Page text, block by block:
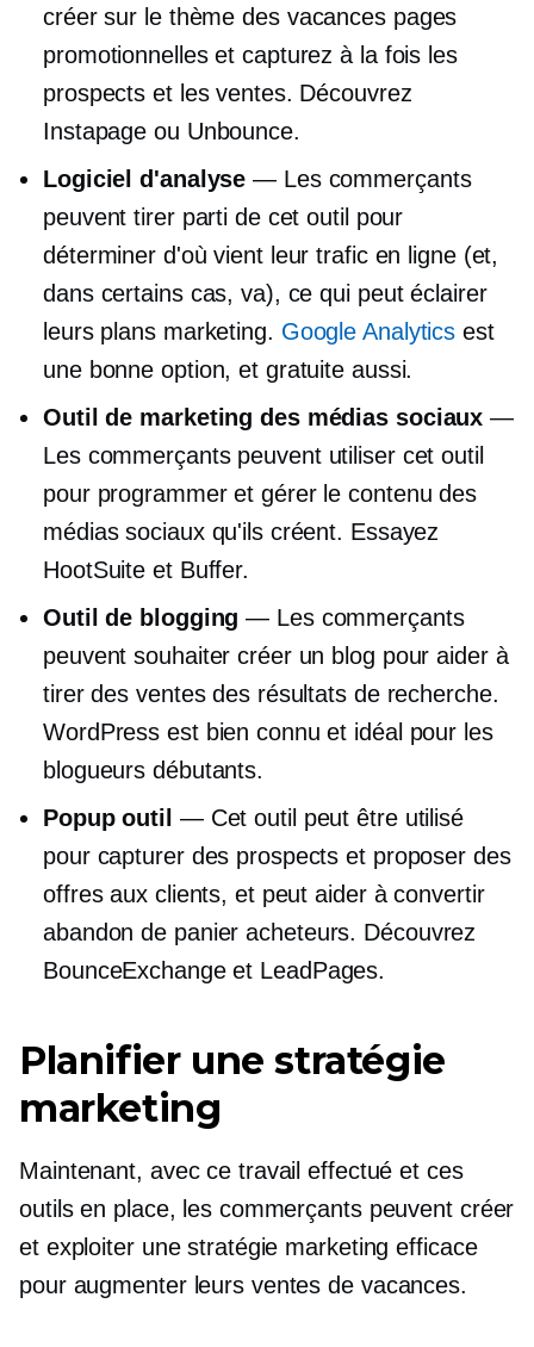
créersur le thème des vacancespages
promotionnelles et capturez à la fois les
prospects et les ventes. Découvrez
Instapage ou Unbounce.
Logiciel d'analyse — Les commerçants
peuvent tirer parti de cet outil pour
déterminer d'où vient leur trafic en ligne (et,
dans certains cas, va), ce qui peut éclairer
leurs plans marketing. Google Analytics est
une bonne option, et gratuite aussi.
Outil de marketing des médias sociaux —
Les commerçants peuvent utiliser cet outil
pour programmer et gérer le contenu des
médias sociaux qu'ils créent. Essayez
HootSuite et Buffer.
Outil de blogging — Les commerçants
peuvent souhaiter créer un blog pour aider à
tirer des ventes des résultats de recherche.
WordPress est bien connu et idéal pour les
blogueurs débutants.
Popupoutil — Cet outil peut être utilisé
pour capturer des prospects et proposer des
offres aux clients, et peut aider à convertir
abandon de panier acheteurs. Découvrez
BounceExchange et LeadPages.
Planifier une stratégie
marketing
Maintenant, avec ce travail effectué et ces
outils en place, les commerçants peuvent créer
et exploiter une stratégie marketing efficace
pour augmenter leurs ventes de vacances.